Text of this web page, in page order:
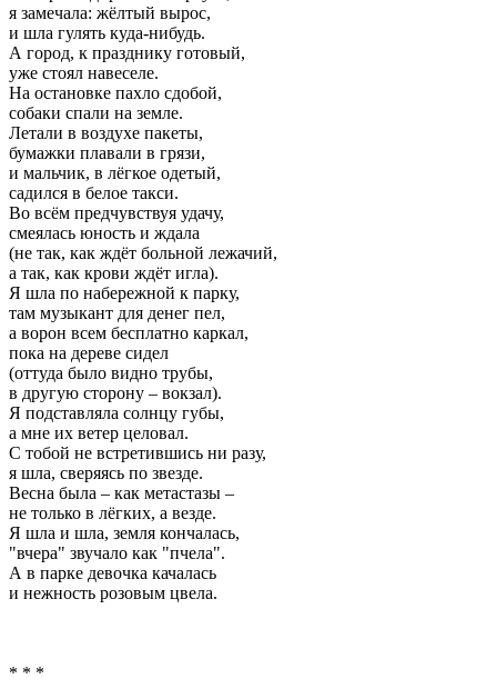
я замечала: жёлтый вырос,
и шла гулять куда-нибудь.
А город, к празднику готовый,
уже стоял навеселе.
На остановке пахло сдобой,
собаки спали на земле.
Летали в воздухе пакеты,
бумажки плавали в грязи,
и мальчик, в лёгкое одетый,
садился в белое такси.
Во всём предчувствуя удачу,
смеялась юность и ждала
(не так, как ждёт больной лежачий,
а так, как крови ждёт игла).
Я шла по набережной к парку,
там музыкант для денег пел,
а ворон всем бесплатно каркал,
пока на дереве сидел
(оттуда было видно трубы,
в другую сторону – вокзал).
Я подставляла солнцу губы,
а мне их ветер целовал.
С тобой не встретившись ни разу,
я шла, сверяясь по звезде.
Весна была – как метастазы –
не только в лёгких, а везде.
Я шла и шла, земля кончалась,
"вчера" звучало как "пчела".
А в парке девочка качалась
и нежность розовым цвела.
* * *